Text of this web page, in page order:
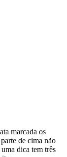
marcada os
de cima não
dica tem três